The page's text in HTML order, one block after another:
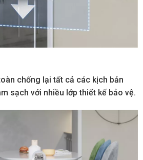
chống lại tất cả các kịch bản
sạch với nhiều lớp thiết kế bảo vệ.